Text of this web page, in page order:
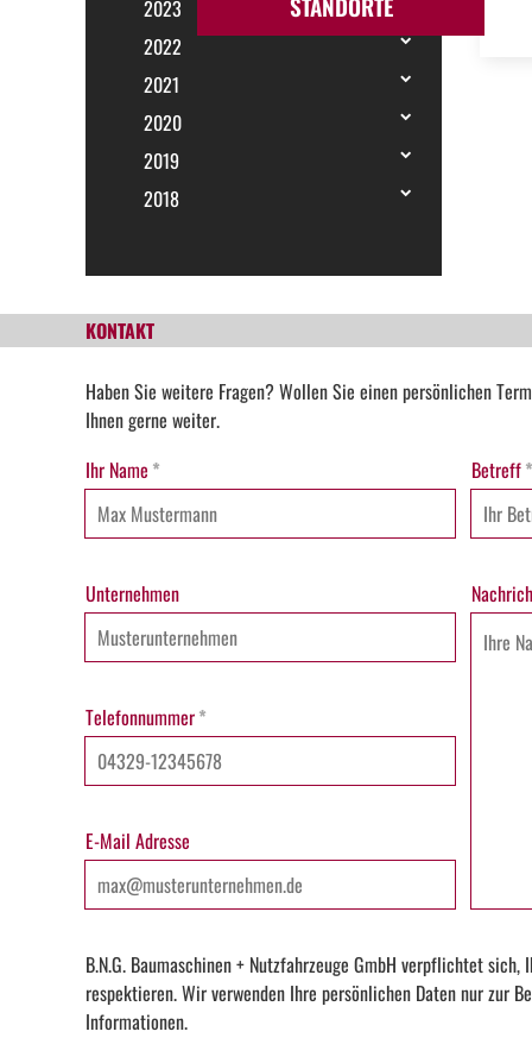
2023
2022
2021
2020
2019
2018
KONTAKT
Haben Sie weitere Fragen? Wollen Sie einen persönlichen
Ihnen gerne weiter.
Ihr Name *
Unternehmen
Telefonnummer*
E-Mail Adresse
Betreff*
B.N.G. Baumaschinen + Nutzfahrzeuge GmbH verpflichtet
respektieren. Wir verwenden Ihre persönlichen Daten nur zur
Informationen.